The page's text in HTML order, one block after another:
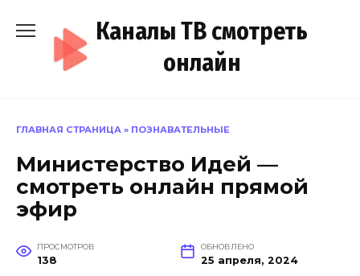
содержанию
Каналы ТВ смотреть
онлайн
ГЛАВНАЯ СТРАНИЦА » ПОЗНАВАТЕЛЬНЫЕ
Министерство Идей —
смотреть онлайн прямой
эфир
ПРОСМОТРОВ
138
ОБНОВЛЕНО
25 апреля, 2024